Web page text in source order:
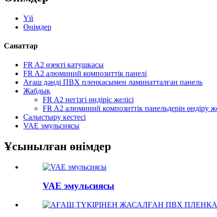
Үй
Өнімдер
Санаттар
FR A2 өзекті катушкасы
FR A2 алюминий композиттік панелі
Ағаш дәнді ПВХ пленкасымен ламинатталған панель
Жабдық
FR A2 негізгі өндіріс желісі
FR A2 алюминий композиттік панельдерін өндіру
Салыстыру кестесі
VAE эмульсиясы
Ұсынылған өнімдер
VAE эмульсиясы